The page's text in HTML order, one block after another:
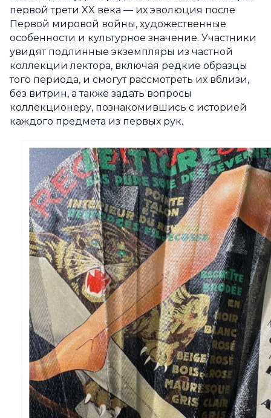
первой трети XX века — их эволюция после
Первой мировой войны, художественные
особенности и культурное значение. Участники
увидят подлинные экземпляры из частной
коллекции лектора, включая редкие образцы
того периода, и смогут рассмотреть их вблизи,
без витрин, а также задать вопросы
коллекционеру, познакомившись с историей
каждого предмета из первых рук.